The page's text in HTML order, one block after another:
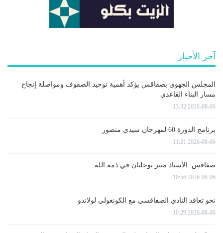
آخر الأخبار
المجلس الجهوي بصفاقس يؤكد أهمية توحيد الصفوف ومواصلة إنجاح
مسار البناء القاعدي
2026-08-06 13:32
برنامج الدورة 60 لمهرجان سيدي منصور
2026-08-06 11:21
صفاقس: الأستاذ منير بوجلبان في ذمة الله
2026-08-06 10:56
نحو تعاقد النادي الصفاقسي مع الكونغولي لولاندو
2026-08-06 10:29